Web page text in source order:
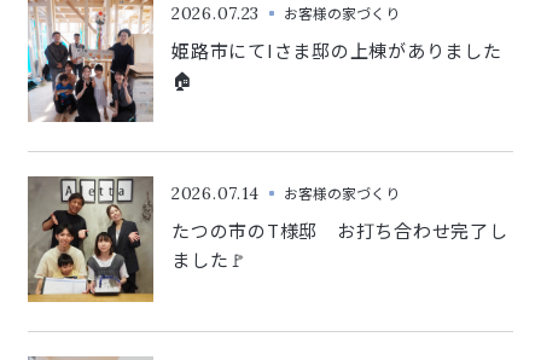
2026.07.23 お客様の家づくり
姫路市にてIさま邸の上棟がありました
🏠
2026.07.14 お客様の家づくり
たつの市のT様邸 お打ち合わせ完了し
ました🚩